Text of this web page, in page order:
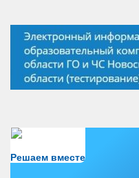
Решаем вместе